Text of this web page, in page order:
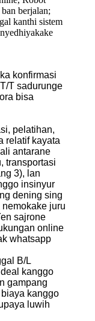
berjalan;
kanthi sistem
konfirmasi
T sadurunge
bisa
pelatihan,
relatif kayata
antarane
transportasi
3), lan
insinyur
dening sing
juru
sajrone
online
whatsapp
B/L
kanggo
gampang
kanggo
luwih